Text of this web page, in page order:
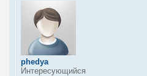
phedya
Интересующийся